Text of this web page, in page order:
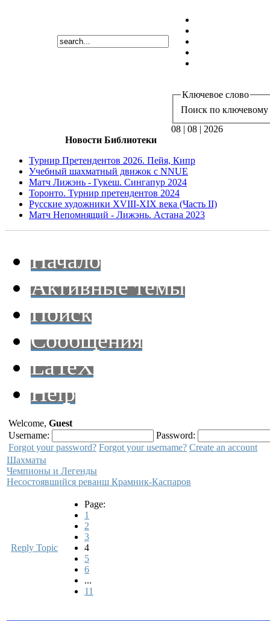
Ключевое слово
Поиск по ключевому
08 | 08 | 2026
Новости Библиотеки
Турнир Претендентов 2026. Пейя, Кипр
Учебный шахматный движок с NNUE
Матч Лижэнь - Гукеш. Сингапур 2024
Торонто. Турнир претендентов 2024
Русские художники XVIII-XIX века (Часть II)
Матч Непомнящий - Лижэнь. Астана 2023
Начало
Активные темы
Поиск
Сообщения
LaTeX
Help
Welcome, Guest
Username:
Password:
Forgot your password? Forgot your username? Create an account
Шахматы
Чемпионы и Легенды
Несостоявшийся реванш Крамник-Каспаров
Reply Topic
Page:
1
2
3
4
5
6
...
11